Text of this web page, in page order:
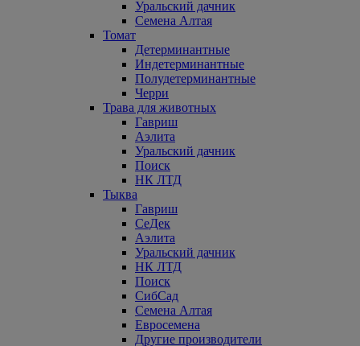
Уральский дачник
Семена Алтая
Томат
Детерминантные
Индетерминантные
Полудетерминантные
Черри
Трава для животных
Гавриш
Аэлита
Уральский дачник
Поиск
НК ЛТД
Тыква
Гавриш
СеДек
Аэлита
Уральский дачник
НК ЛТД
Поиск
СибСад
Семена Алтая
Евросемена
Другие производители